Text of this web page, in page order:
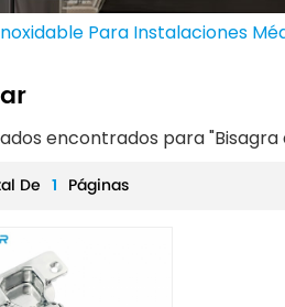
Para Instalaciones
encontrados para
De 1 Páginas